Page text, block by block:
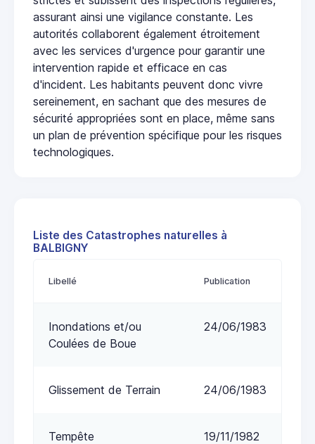
assurant ainsi une vigilance constante. Les
autorités collaborent également étroitement
avec les services d'urgence pour garantir une
intervention rapide et efficace en cas
d'incident. Les habitants peuvent donc vivre
sereinement, en sachant que des mesures de
sécurité appropriées sont en place, même sans
un plan de prévention spécifique pour les risques
technologiques.
Liste des Catastrophes naturelles à
BALBIGNY
Libellé Publication
Inondations et/ou
Coulées de Boue
24/06/1983
Glissement de Terrain 24/06/1983
Tempête 19/11/1982